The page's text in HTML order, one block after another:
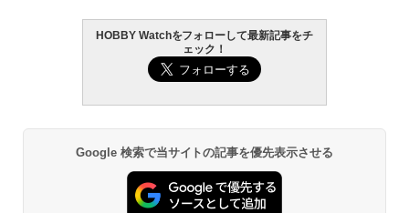
HOBBY Watchをフォローして最新記事をチ
ェック！
Google 検索で当サイトの記事を優先表示させる